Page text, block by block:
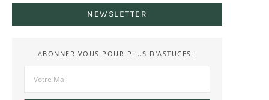
NEWSLETTER
ABONNER VOUS POUR PLUS D'ASTUCES !